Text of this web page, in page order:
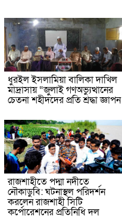
ধুরইল ইসলামিয়া বালিকা দাখিল
মাদ্রাসায় “জুলাই গণঅভ্যুত্থানের
চেতনা শহীদদের প্রতি শ্রদ্ধা জ্ঞাপন
রাজশাহীতে পদ্মা নদীতে
নৌকাডুবি: ঘটনাস্থল পরিদর্শন
করলেন রাজশাহী সিটি
কর্পোরেশনের প্রতিনিধি দল